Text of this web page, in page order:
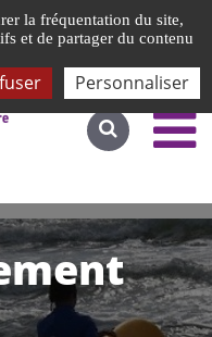
la fréquentation du site,
et de partager du contenu
Personnaliser